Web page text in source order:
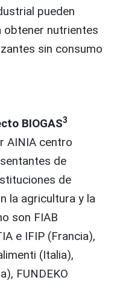
pueden
obtener nutrientes
sin consumo
BIOGAS3
AINIA centro
de
de
la agricultura y la
son FIAB
e IFIP (Francia),
(Italia),
FUNDEKO